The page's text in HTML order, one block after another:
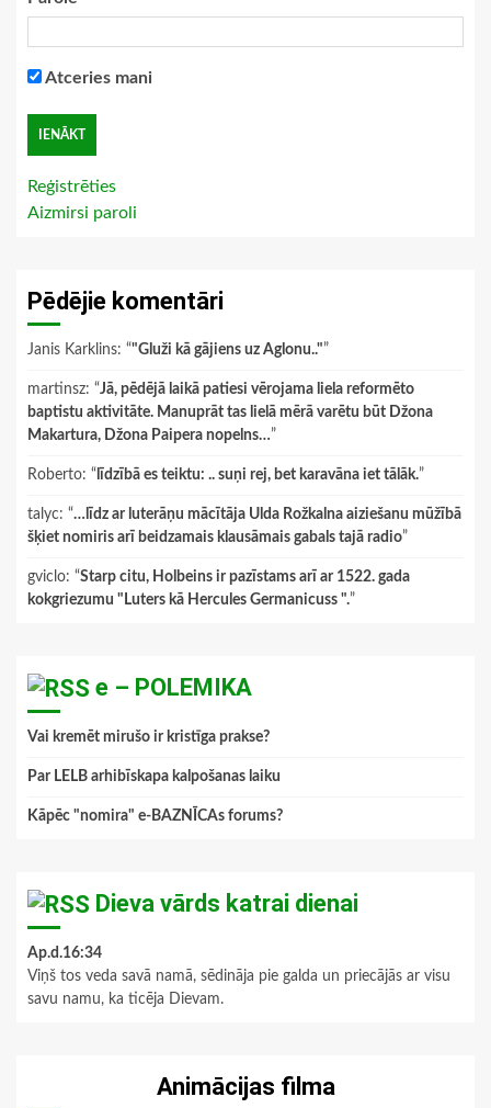
Atceries mani
Reģistrēties
Aizmirsi paroli
Pēdējie komentāri
Janis Karklins: “"Gluži kā gājiens uz Aglonu.."”
martinsz: “Jā, pēdējā laikā patiesi vērojama liela reformēto
baptistu aktivitāte. Manuprāt tas lielā mērā varētu būt Džona
Makartura, Džona Paipera nopelns…”
Roberto: “ līdzībā es teiktu: .. suņi rej, bet karavāna iet tālāk.”
talyc: “…līdz ar luterāņu mācītāja Ulda Rožkalna aiziešanu mūžībā
šķiet nomiris arī beidzamais klausāmais gabals tajā radio”
gviclo: “Starp citu, Holbeins ir pazīstams arī ar 1522. gada
kokgriezumu "Luters kā Hercules Germanicuss ".”
e – POLEMIKA
Vai kremēt mirušo ir kristīga prakse?
Par LELB arhibīskapa kalpošanas laiku
Kāpēc "nomira" e-BAZNĪCAs forums?
Dieva vārds katrai dienai
Ap.d.16:34
Viņš tos veda savā namā, sēdināja pie galda un priecājās ar visu
savu namu, ka ticēja Dievam.
Animācijas filma